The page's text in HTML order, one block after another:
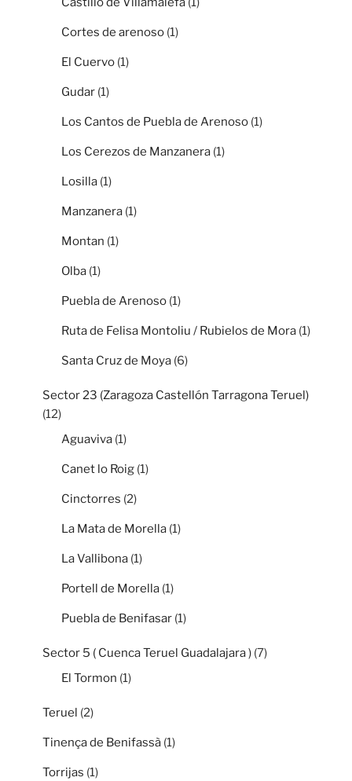
Cortes de arenoso (1)
El Cuervo (1)
Gudar (1)
Los Cantos de Puebla de Arenoso (1)
Los Cerezos de Manzanera (1)
Losilla (1)
Manzanera (1)
Montan (1)
Olba (1)
Puebla de Arenoso (1)
Ruta de Felisa Montoliu / Rubielos de Mora (1)
Santa Cruz de Moya (6)
Sector 23 (Zaragoza Castellón Tarragona Teruel)
(12)
Aguaviva (1)
Canet lo Roig (1)
Cinctorres (2)
La Mata de Morella (1)
La Vallibona (1)
Portell de Morella (1)
Puebla de Benifasar (1)
Sector 5 ( Cuenca Teruel Guadalajara ) (7)
El Tormon (1)
Teruel (2)
Tinença de Benifassà (1)
Torrijas (1)